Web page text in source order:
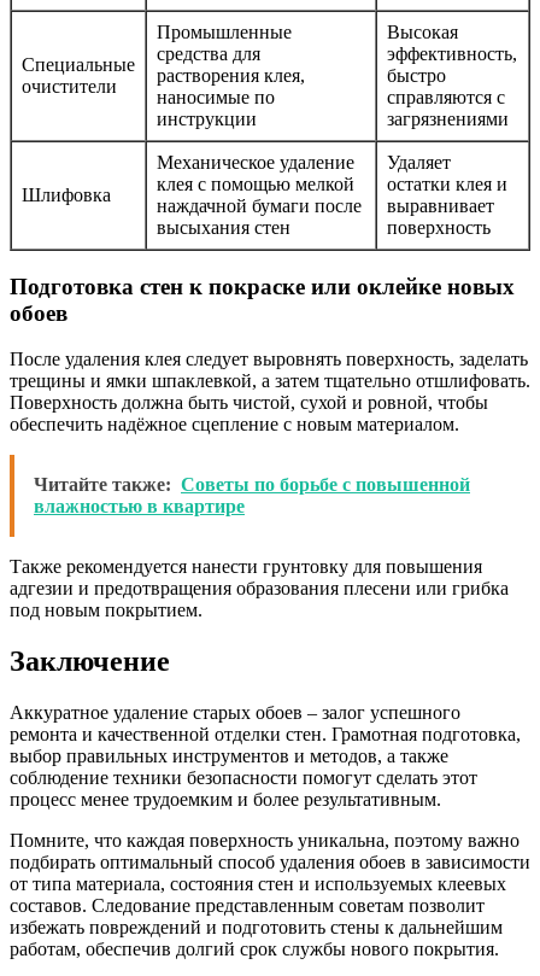
Специальные
очистители
Промышленные
средства для
растворения клея,
наносимые по
инструкции
Высокая
эффективность,
быстро
справляются с
загрязнениями
Шлифовка
Механическое удаление
клея с помощью мелкой
наждачной бумаги после
высыхания стен
Удаляет
остатки клея и
выравнивает
поверхность
Подготовка стен к покраске или оклейке новых
обоев
После удаления клея следует выровнять поверхность, заделать
трещины и ямки шпаклевкой, а затем тщательно отшлифовать.
Поверхность должна быть чистой, сухой и ровной, чтобы
обеспечить надёжное сцепление с новым материалом.
Читайте также: Советы по борьбе с повышенной
влажностью в квартире
Также рекомендуется нанести грунтовку для повышения
адгезии и предотвращения образования плесени или грибка
под новым покрытием.
Заключение
Аккуратное удаление старых обоев – залог успешного
ремонта и качественной отделки стен. Грамотная подготовка,
выбор правильных инструментов и методов, а также
соблюдение техники безопасности помогут сделать этот
процесс менее трудоемким и более результативным.
Помните, что каждая поверхность уникальна, поэтому важно
подбирать оптимальный способ удаления обоев в зависимости
от типа материала, состояния стен и используемых клеевых
составов. Следование представленным советам позволит
избежать повреждений и подготовить стены к дальнейшим
работам, обеспечив долгий срок службы нового покрытия.